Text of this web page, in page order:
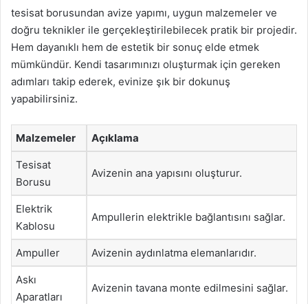
tesisat borusundan avize yapımı, uygun malzemeler ve
doğru teknikler ile gerçekleştirilebilecek pratik bir projedir.
Hem dayanıklı hem de estetik bir sonuç elde etmek
mümkündür. Kendi tasarımınızı oluşturmak için gereken
adımları takip ederek, evinize şık bir dokunuş
yapabilirsiniz.
Malzemeler Açıklama
Tesisat
Borusu
Avizenin ana yapısını oluşturur.
Elektrik
Kablosu
Ampullerin elektrikle bağlantısını sağlar.
Ampuller Avizenin aydınlatma elemanlarıdır.
Askı
Aparatları
Avizenin tavana monte edilmesini sağlar.